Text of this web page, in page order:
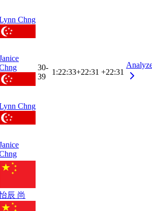
Chng
Chng
30-
39
1:22:33+22:31 +22:31
辰 尚